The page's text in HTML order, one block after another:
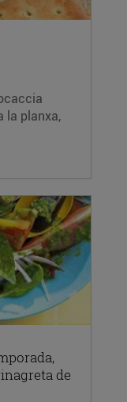
la planxa,
de